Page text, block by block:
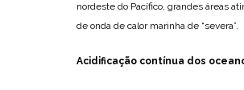
nordeste do Pacífico, grandes áreas
de onda de calor marinha de “severa”.
Acidificação contínua dos